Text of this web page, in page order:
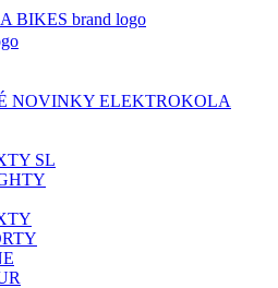
NOVINKY ELEKTROKOLA
SL